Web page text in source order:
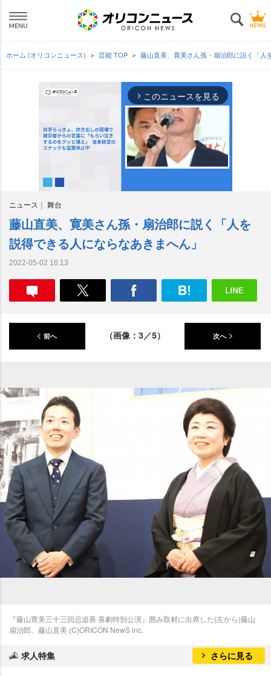
ホーム (オリコンニュース) 芸能 TOP 藤山直美、寛美さん孫・扇治郎に説く「
arrow_forward_ios このニュースを見る
M
t
ニュース 舞台
藤山直美、寛美さん孫・扇治郎に説く「人を
説得できる人にならなあきまへん」
2022-05-02 16:13
前へ （画像：3／5） 次へ
『藤山寛美三十三回忌追善 喜劇特別公演』囲み取材に出席した(左から)藤山
扇治郎、藤山直美 (C)ORICON NewS inc.
求人特集 さらに見る